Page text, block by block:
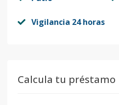
Vigilancia 24 horas
Calcula tu préstamo